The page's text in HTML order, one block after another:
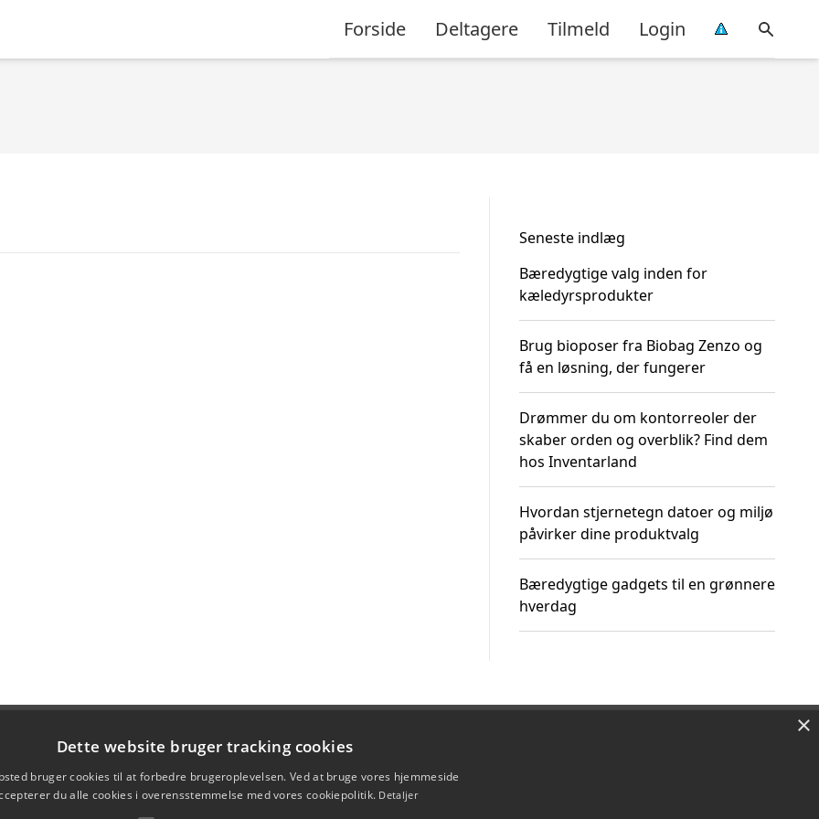
Forside Deltagere Tilmeld Login
Seneste indlæg
Bæredygtige valg inden for
kæledyrsprodukter
Brug bioposer fra Biobag Zenzo og
få en løsning, der fungerer
Drømmer du om kontorreoler der
skaber orden og overblik? Find dem
hos Inventarland
Hvordan stjernetegn datoer og miljø
påvirker dine produktvalg
Bæredygtige gadgets til en grønnere
hverdag
×
Dette website bruger tracking cookies
bruger cookies til at forbedre brugeroplevelsen. Ved at bruge vores hjemmeside
du alle cookies i overensstemmelse med vores cookiepolitik. Detaljer